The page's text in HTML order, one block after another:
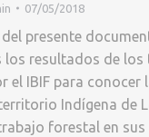
07/05/2018
presente
resultados de los
el IBIF para conocer
Indígena de
forestal en sus